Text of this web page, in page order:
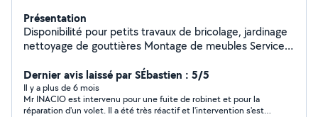
Présentation
Disponibilité pour petits travaux de bricolage, jardinage
nettoyage de gouttières Montage de meubles Services
Dernier avis laissé par SÉbastien : 5/5
Il y a plus de 6 mois
Mr INACIO est intervenu pour une fuite de robinet et pour la
réparation d'un volet. Il a été très réactif et l'intervention s'est